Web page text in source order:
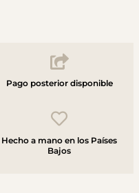
Pago posterior disponible
Hecho a mano en los Países
Bajos